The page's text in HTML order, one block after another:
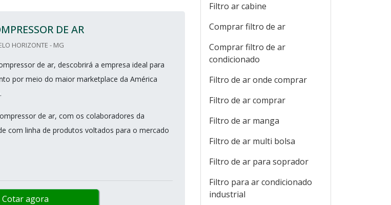
DE AR
HORIZONTE - MG
de ar, descobrirá a empresa ideal para
por meio do maior marketplace da América
de ar, com os colaboradores da
com linha de produtos voltados para o mercado
Cotar agora
Filtro ar cabine
Comprar filtro de ar
Comprar filtro de ar
condicionado
Filtro de ar onde comprar
Filtro de ar comprar
Filtro de ar manga
Filtro de ar multi bolsa
Filtro de ar para soprador
Filtro para ar condicionado
industrial